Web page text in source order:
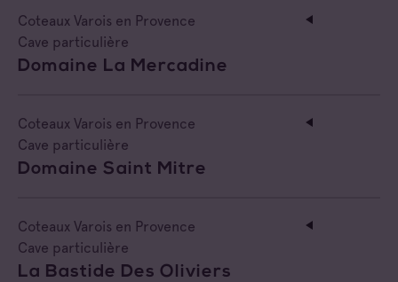
Coteaux Varois en Provence
Cave particulière
Domaine La Mercadine
Coteaux Varois en Provence
Cave particulière
Domaine Saint Mitre
Coteaux Varois en Provence
Cave particulière
La Bastide Des Oliviers